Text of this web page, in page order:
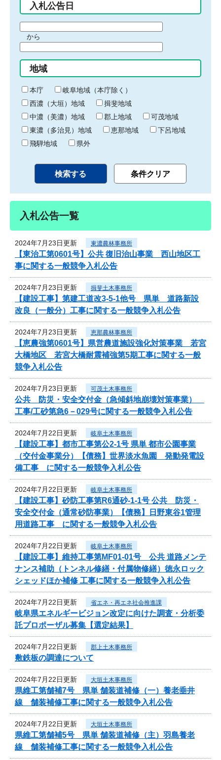
入札公告日
間
始
り
から
間
終
わ
り
地域
本庁
岐阜地域（本庁除く）
西濃（大垣）地域
揖斐地域
中濃（美濃）地域
郡上地域
可茂地域
東濃（多治見）地域
恵那地域
下呂地域
飛騨地域
県外
入札公告一覧
2024年7月23日更新 東濃農林事務所
【東治工第0601号】公共 復旧治山事業 西山地区工
事に関する一般競争入札公告
2024年7月23日更新 揖斐土木事務所
【建設工事】第建工道改3-5-1他号 県単 道路新設
改良（一般分）工事に関する一般競争入札公告
2024年7月23日更新 恵那農林事務所
【恵農強第0601号】県営農道施設強化対策事業 若宮
大橋地区 若宮大橋耐震補強第5期工事に関する一般
競争入札公告
2024年7月23日更新 可茂土木事務所
公共 防災・安全交付金（急傾斜地崩壊対策事業）
工事/工砂第急6－029号に関する一般競争入札公告
2024年7月22日更新 岐阜土木事務所
【建設工事】都市工事第公2-1号 県単 都市公園事業
（交付金事業分）【債務】世界淡水魚園 発動発電設
備工事 に関する一般競争入札公告
2024年7月22日更新 岐阜土木事務所
【建設工事】砂防工事第R6通砂-1-1号 公共 防災・
安全交付金（通常砂防事業）【債務】日野東谷1管理
用道路工事 に関する一般競争入札公告
2024年7月22日更新 岐阜土木事務所
【建設工事】維持工事第MF01-01号 公共 道路メンテ
ナンス補助（トンネル修繕・付属物修繕）徳永ロック
シェッドほか補修 工事に関する一般競争入札公告
2024年7月22日更新 省エネ・再エネ社会推進課
岐阜県エネルギービジョン改定に向けた調査・分析委
託プロポーザル募集【選定結果】
2024年7月22日更新 郡上土木事務所
敷鉄板の調達について
2024年7月22日更新 大垣土木事務所
県維工第舗補7号 県単 舗装道補修（一）養老垂井
線 舗装補修工事に関する一般競争入札公告
2024年7月22日更新 大垣土木事務所
県維工第舗補5号 県単 舗装道補修（主）羽島養老
線 舗装補修工事に関する一般競争入札公告